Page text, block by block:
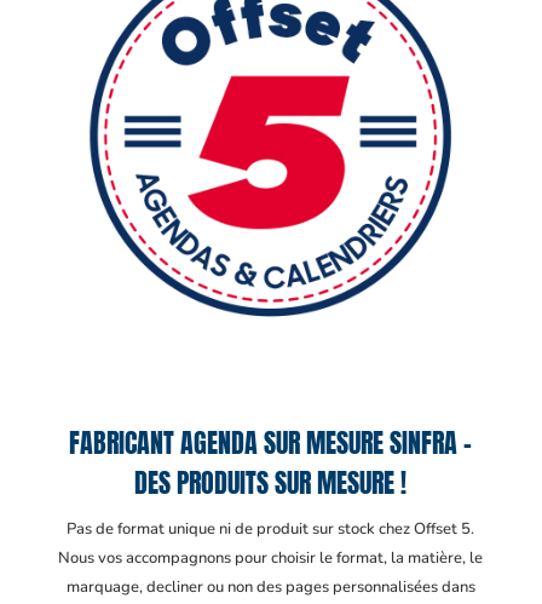
FABRICANT AGENDA SUR MESURE SINFRA –
DES PRODUITS SUR MESURE !
Pas de format unique ni de produit sur stock chez Offset 5.
Nous vos accompagnons pour choisir le format, la matière, le
marquage, decliner ou non des pages personnalisées dans